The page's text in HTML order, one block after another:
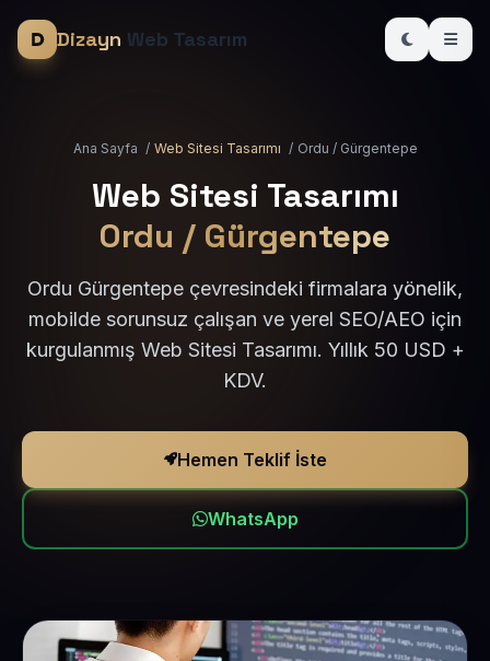
Dizayn Web Tasarım
Ana Sayfa / Web Sitesi Tasarımı / Ordu / Gürgentepe
Web Sitesi Tasarımı
Ordu / Gürgentepe
Ordu Gürgentepe çevresindeki firmalara yönelik,
mobilde sorunsuz çalışan ve yerel SEO/AEO için
kurgulanmış Web Sitesi Tasarımı. Yıllık 50 USD +
KDV.
Hemen Teklif İste
WhatsApp